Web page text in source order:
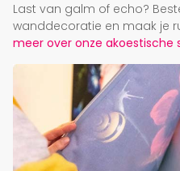
Last van galm of echo?
wanddecoratie en maak je
meer over onze akoestische